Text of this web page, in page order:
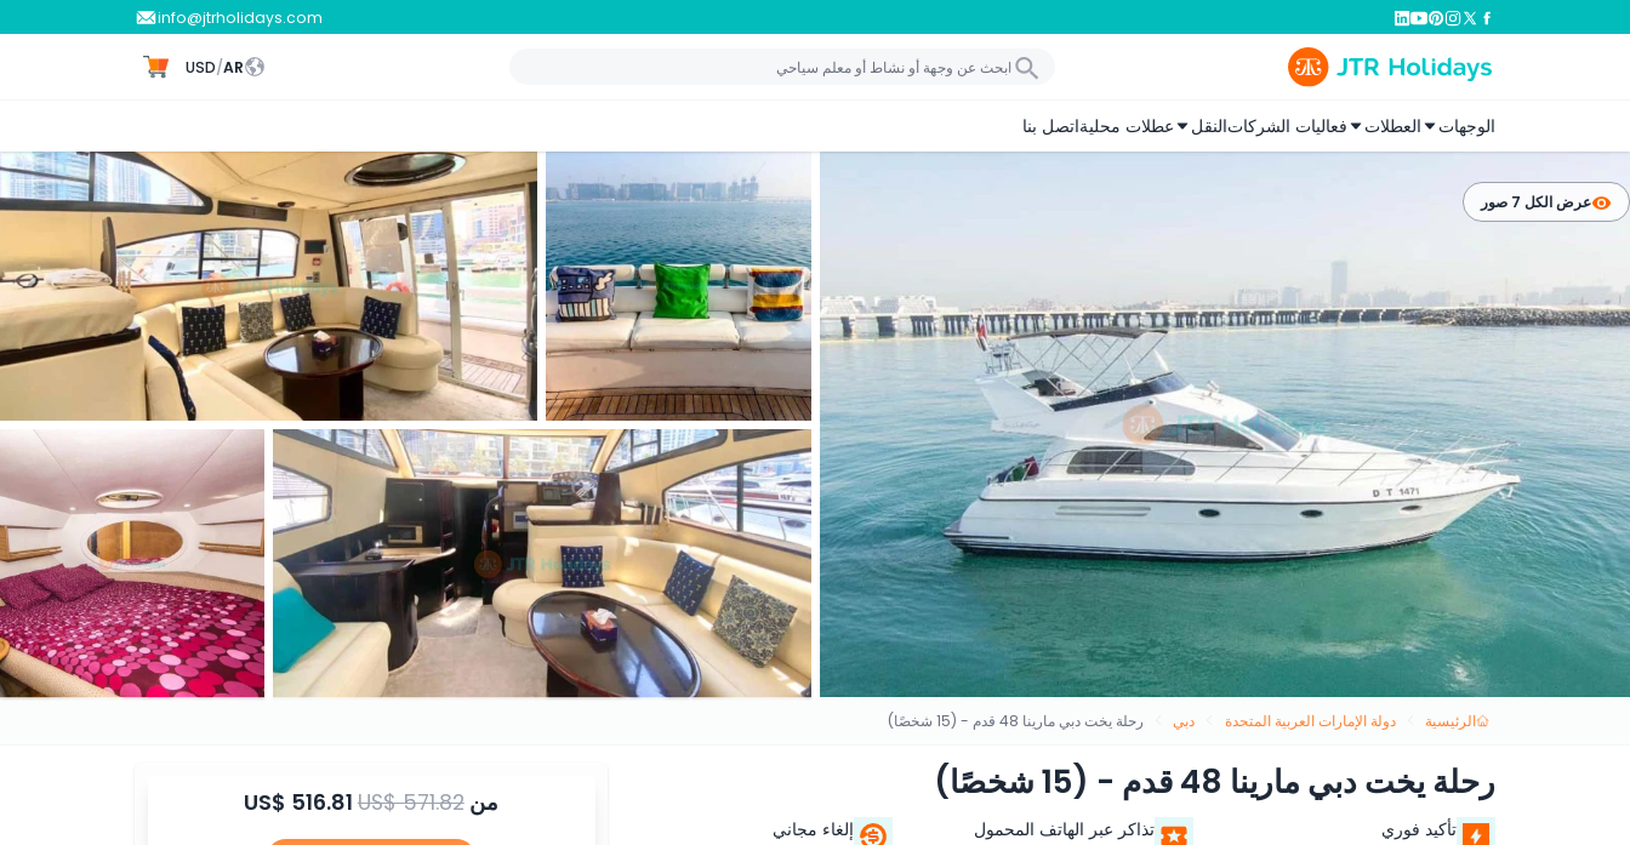
info@jtrholidays.com
AR
/
USD
الوجهات العطلات فعاليات الشركاتالنقل عطلات محليةاتصل بنا
عرض الكل 7 صور
الرئيسية دولة الإمارات العربية المتحدة دبي رحلة يخت دبي مارينا 48 قدم - (15 شخصًا)
رحلة يخت دبي مارينا 48 قدم - (15 شخصًا)
تأكيد فوري تذاكر عبر الهاتف المحمول إلغاء مجاني
من US$ 516.81US$ 571.82